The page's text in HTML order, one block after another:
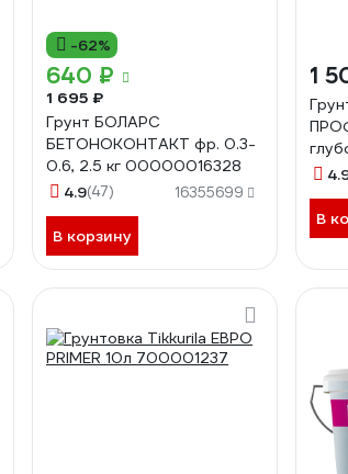
-62%
640 ₽
1 695 ₽
Грунт БОЛАРС
БЕТОНОКОНТАКТ фр. 0.3-
0.6, 2.5 кг 00000016328
4.9(47) 16355699
В корзину
1
10
В